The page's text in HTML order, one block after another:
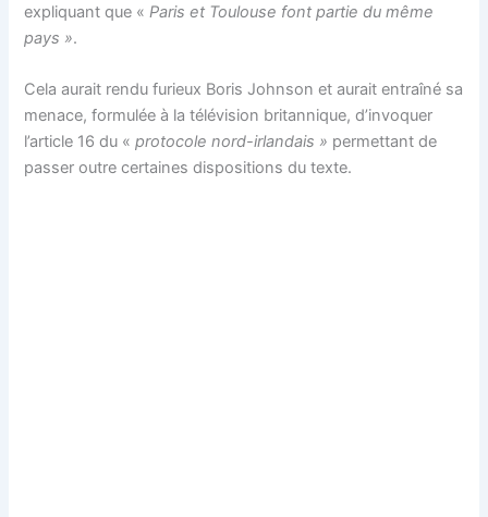
expliquant que «Paris et Toulouse font partie du même
pays ».
Cela aurait rendu furieux Boris Johnson et aurait entraîné sa
menace, formulée à la télévision britannique, d’invoquer
l’article 16 du «protocole nord-irlandais » permettant de
passer outre certaines dispositions du texte.